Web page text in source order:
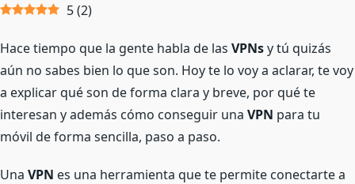
5(2)
Hace tiempo que la gente habla de las VPNsy tú quizás
aún no sabes bien lo que son. Hoy te lo voy a aclarar, te voy
a explicar qué son de forma clara y breve, por qué te
interesan y además cómo conseguir una VPN para tu
móvil de forma sencilla, paso a paso.
Una VPN es una herramienta que te permite conectarte a